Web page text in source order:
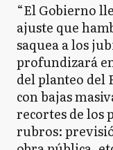
“El Gobierno
ajuste que
saquea a los
profundizará
del planteo del
con bajas
recortes de los
rubros: